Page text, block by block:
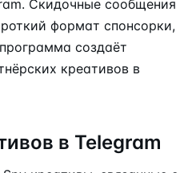
Скидочные сообщения
формат спонсорки,
создаёт
креативов в
в Telegram